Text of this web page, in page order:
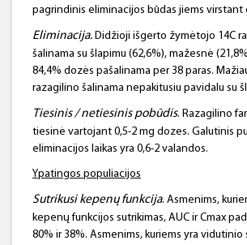
pagrindinis eliminacijos būdas jiems virstant
Eliminacija. Didžioji išgerto žymėtojo 14C
šalinama su šlapimu (62,6%), mažesnė
84,4% dozės pašalinama per 38 paras.
razagilino šalinama nepakitusiu pavidalu su
Tiesinis / netiesinis pobūdis. Razagilino
tiesinė vartojant 0,5-2 mg dozes. Galutinis
eliminacijos laikas yra 0,6-2 valandos.
Ypatingos populiacijos
Sutrikusi kepenų funkcija. Asmenims,
kepenų funkcijos sutrikimas, AUC ir Cmax
80% ir 38%. Asmenims, kuriems yra